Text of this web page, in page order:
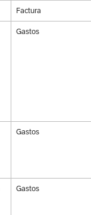
Factura
Gastos
Gastos
Gastos